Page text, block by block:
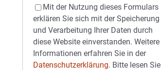
Mit der Nutzung dieses Formulars
erklären Sie sich mit der Speicherung
und Verarbeitung Ihrer Daten durch
diese Website einverstanden. Weitere
Informationen erfahren Sie in der
Datenschutzerklärung. Bitte lesen Sie